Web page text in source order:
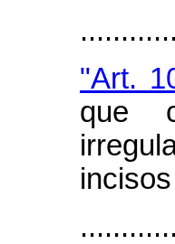
"Art.
que